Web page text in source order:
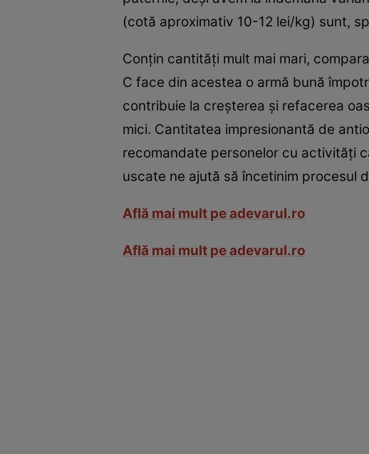
(cotă aproximativ 10-12 lei/kg) sunt,
Conţin cantităţi mult mai mari,
C face din acestea o armă bună
contribuie la creşterea şi refacerea
mici. Cantitatea impresionantă de
recomandate personelor cu activităţi
uscate ne ajută să încetinim procesul
Află mai mult pe adevarul.ro
Află mai mult pe adevarul.ro